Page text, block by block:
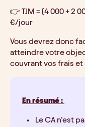
👉 TJM = (4 000 + 2
€/jour
Vous devrez donc
atteindre votre
couvrant vos frais et
En résumé :
Le CA n’est